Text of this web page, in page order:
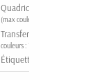
Quadrichromie (transfert)
(max couleurs : 8)
Transfert réfléchissant
couleurs : 1)
Étiquette